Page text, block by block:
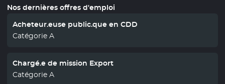
Nos dernières offres d'emploi
Acheteur.euse public.que en CDD
Catégorie A
Chargé.e de mission Export
Catégorie A